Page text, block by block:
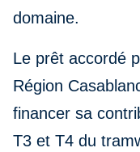
domaine.
Le prêt accordé
Région
financer sa
T3 et T4 du